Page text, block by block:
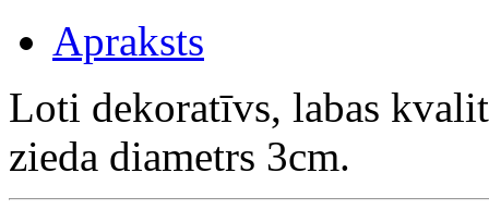
Apraksts
Loti dekoratīvs, labas
zieda diametrs 3cm.